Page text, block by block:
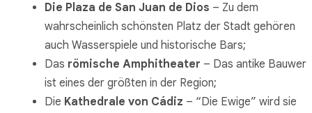
Die Plaza de San Juan de Dios – Zu dem
wahrscheinlich schönsten Platz der Stadt gehören
auch Wasserspiele und historische Bars;
Das römische Amphitheater – Das antike Bauwerk
ist eines der größten in der Region;
Die Kathedrale von Cádiz – “Die Ewige” wird sie